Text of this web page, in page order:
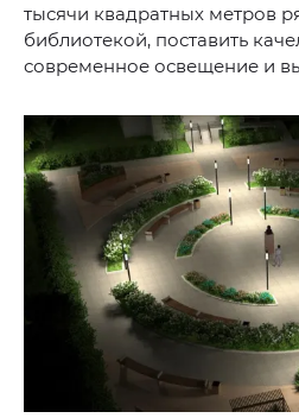
тысячи квадратных метров
библиотекой, поставить
современное освещение и